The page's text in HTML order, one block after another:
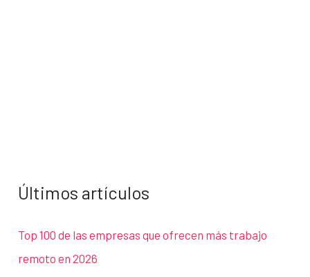
Últimos artículos
Top 100 de las empresas que ofrecen más trabajo
remoto en 2026